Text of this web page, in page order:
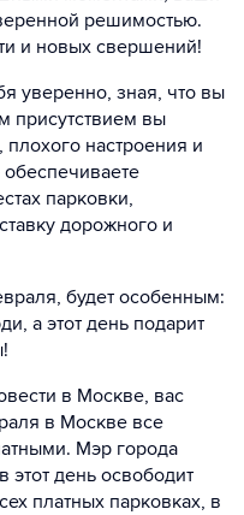
решимостью.
и новых свершений!
уверенно, зная, что вы
присутствием вы
настроения и
парковки,
дорожного и
будет особенным:
а этот день подарит
в Москве, вас
в Москве все
Мэр города
этот день освободит
платных парковках, в